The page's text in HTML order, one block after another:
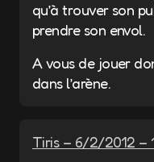
qu’à trouver son
prendre son envol.
A vous de jouer
dans l’arène.
Tiris – 6/2/2012 –